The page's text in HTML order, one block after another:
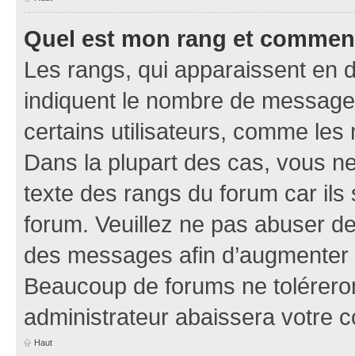
Quel est mon rang et
Les rangs, qui apparaissent en
indiquent le nombre de
certains utilisateurs, comme
Dans la plupart des cas, vous
texte des rangs du forum car ils
forum. Veuillez ne pas abuser
des messages afin
Beaucoup de forums ne
administrateur abaissera votre
Haut